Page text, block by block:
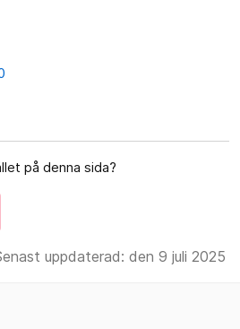
på denna sida?
uppdaterad: den 9 juli 2025